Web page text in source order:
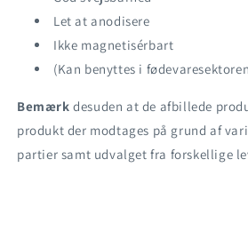
Let at anodisere
Ikke magnetisérbart
(Kan benyttes i
Bemærk desuden at de afbillede
produkt der modtages på grund af
partier samt udvalget fra forskellige